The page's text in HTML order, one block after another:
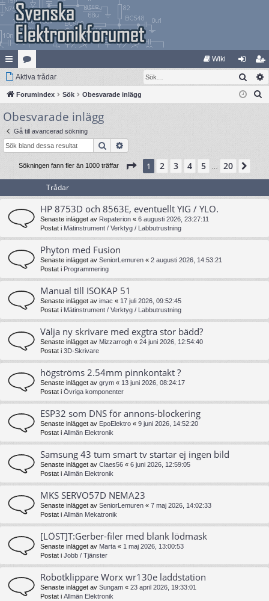
na
bb
lä
nk
ar
at
eg
ori
er
Wiki
og
ga
li
m
Aktiva trådar Sök
Forumindex Sök Obesvarade inlägg
Obesvarade inlägg
Gå till avancerad sökning
Sök
Sökningen fann fler än 1000 träffar Sida 1av20
1 2 3 4 5 20
Trådar
HP 8753D och 8563E, eventuellt YIG / YLO.
Senaste inlägget av Repaterion « 6 augusti 2026, 23:27:11
Postat i Mätinstrument / Verktyg / Labbutrustning
Phyton med Fusion
Senaste inlägget av SeniorLemuren « 2 augusti 2026, 14:53:21
Postat i Programmering
Manual till ISOKAP 51
Senaste inlägget av imac « 17 juli 2026, 09:52:45
Postat i Mätinstrument / Verktyg / Labbutrustning
Välja ny skrivare med exgtra stor bädd?
Senaste inlägget av Mizzarrogh « 24 juni 2026, 12:54:40
Postat i 3D-Skrivare
högströms 2.54mm pinnkontakt ?
Senaste inlägget av grym « 13 juni 2026, 08:24:17
Postat i Övriga komponenter
ESP32 som DNS för annons-blockering
Senaste inlägget av EpoElektro « 9 juni 2026, 14:52:20
Postat i Allmän Elektronik
Samsung 43 tum smart tv startar ej ingen bild
Senaste inlägget av Claes56 « 6 juni 2026, 12:59:05
Postat i Allmän Elektronik
MKS SERVO57D NEMA23
Senaste inlägget av SeniorLemuren « 7 maj 2026, 14:02:33
Postat i Allmän Mekatronik
[LÖST]T:Gerber-filer med blank lödmask
Senaste inlägget av Marta « 1 maj 2026, 13:00:53
Postat i Jobb / Tjänster
Robotklippare Worx wr130e laddstation
Senaste inlägget av Sungam « 23 april 2026, 19:33:01
Postat i Allmän Elektronik